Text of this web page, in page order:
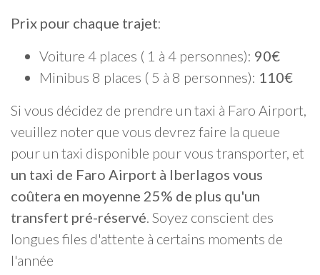
Prix pour chaque trajet:
Voiture 4 places ( 1 à 4 personnes): 90€
Minibus 8 places ( 5 à 8 personnes): 110€
Si vous décidez de prendre un taxi à Faro Airport,
veuillez noter que vous devrez faire la queue
pour un taxi disponible pour vous transporter, et
un taxi de Faro Airport à Iberlagos vous
coûtera en moyenne 25% de plus qu'un
transfert pré-réservé. Soyez conscient des
longues files d'attente à certains moments de
l'année